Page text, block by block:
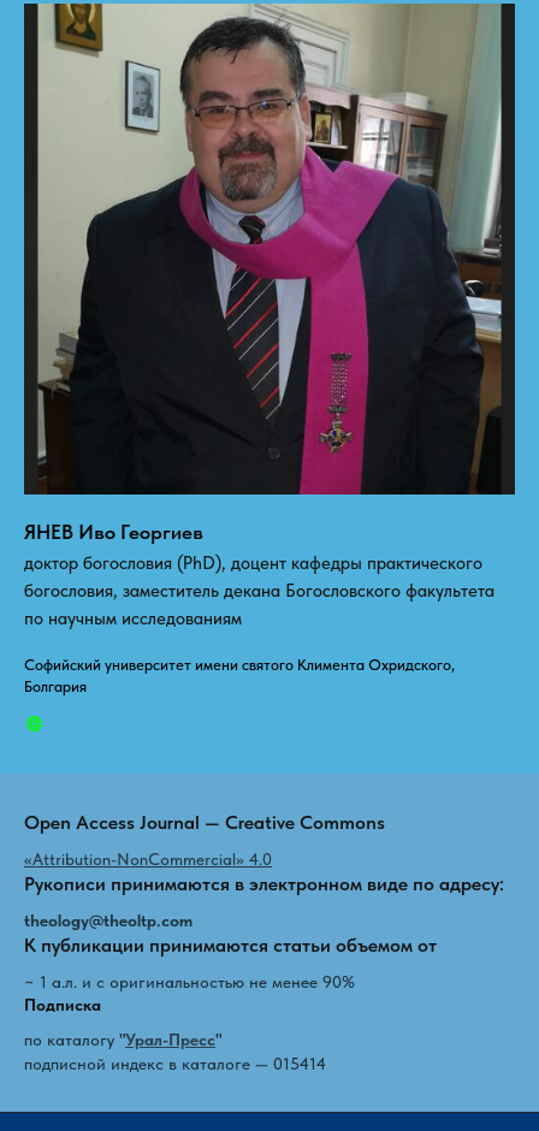
ЯНЕВ Иво Георгиев
доктор богословия (PhD), доцент кафедры практического
богословия, заместитель декана Богословского факультета
по научным исследованиям
Софийский университет имени святого Климента Охридского,
Болгария
Open Access Journal — Creative Commons
«Attribution-NonCommercial» 4.0
Рукописи принимаются в электронном виде по адресу:
theology@theoltp.com
К публикации принимаются статьи объемом от
~ 1 а.л. и с оригинальностью не менее 90%
Подписка
по каталогу "Урал-Пресс"
подписной индекс в каталоге — 015414